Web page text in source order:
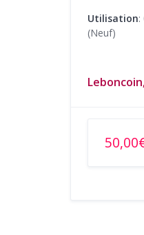
Utilisation:
(Neuf)